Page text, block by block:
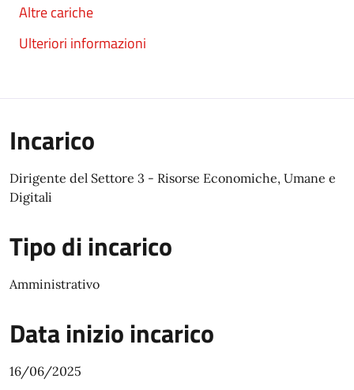
Altre cariche
Ulteriori informazioni
Incarico
Dirigente del Settore 3 - Risorse Economiche, Umane e
Digitali
Tipo di incarico
Amministrativo
Data inizio incarico
16/06/2025